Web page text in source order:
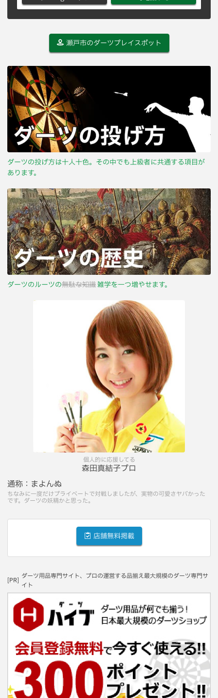
瀬戸市のダーツプレイスポット
ダーツの投げ方は十人十色。その中でも上級者に共通する項目が
あります。
ダーツのルーツの無駄な知識雑学を一つ増やせます。
個人的に応援してる
森田真結子プロ
通称： まよんぬ
ちなみに一度だけプライベートで対戦しましたが、実物の可愛さヤバかった
です。ダーツの妖精かと思った。
店舗無料掲載
[PR]
ダーツ用品専門サイト、プロの運営する品揃え最大規模のダーツ専門サ
イト